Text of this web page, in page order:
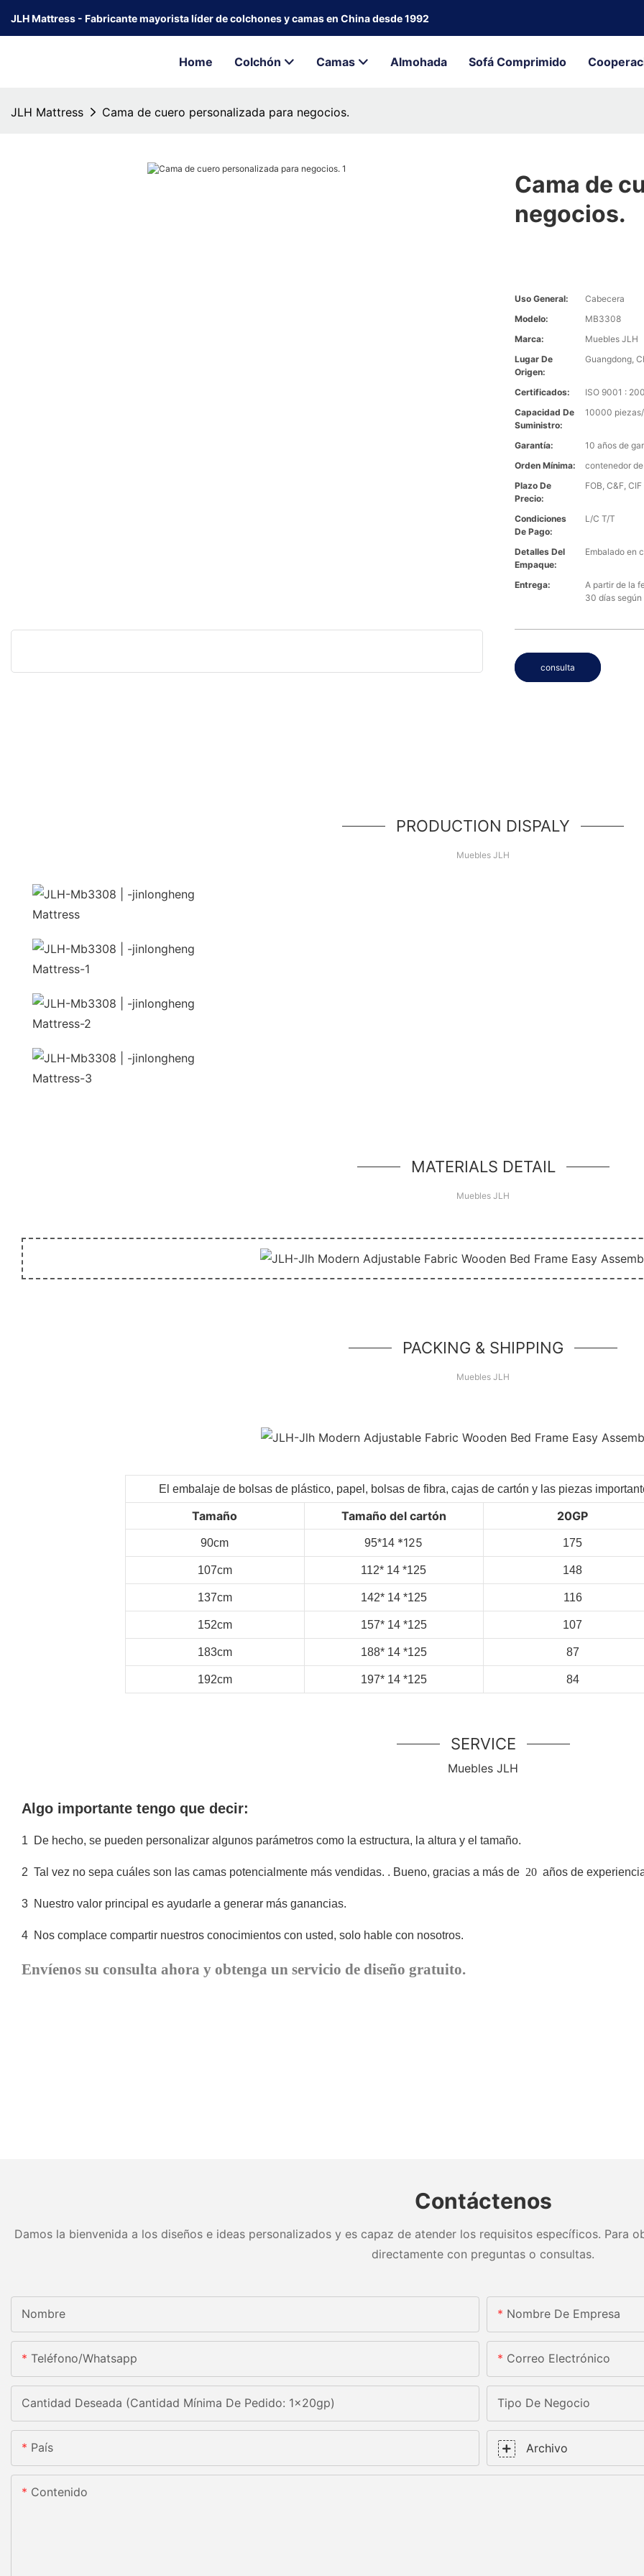
JLH Mattress - Fabricante mayorista líder de colchones y camas en China desde 1992
Home Colchón Camas Almohada Sofá Comprimido
JLH Mattress Cama de cuero personalizada para negocios.
Cama de
negocios.
Uso General:
Cabecera
Modelo:
MB3308
Marca:
Muebles JLH
Lugar De
Origen:
Guangdong,
Certificados:
ISO 9001 :
Capacidad De
Suministro:
10000
Garantía:
10 años de
Orden Mínima:
contenedor
Plazo De
Precio:
FOB, C&F,
Condiciones
De Pago:
L/C T/T
Detalles Del
Empaque:
Embalado en
Entrega:
A partir de la
30 días
consulta
PRODUCTION DISPALY
Muebles JLH
MATERIALS DETAIL
Muebles JLH
PACKING & SHIPPING
Muebles JLH
El embalaje de bolsas de plástico, papel, bolsas de fibra, cajas de cartón y las piezas
Tamaño Tamaño del cartón 20GP
90cm 95*14 *125 175
107cm 112* 14 *125 148
137cm 142* 14 *125 116
152cm 157* 14 *125 107
183cm 188* 14 *125 87
192cm 197* 14 *125 84
SERVICE
Muebles JLH
Algo importante tengo que decir:
1 De hecho, se pueden personalizar algunos parámetros como la estructura, la altura y el tamaño.
2 Tal vez no sepa cuáles son las camas potencialmente más vendidas. . Bueno, gracias a más de 20 años de
3 Nuestro valor principal es ayudarle a generar más ganancias.
4 Nos complace compartir nuestros conocimientos con usted, solo hable con nosotros.
Envíenos su consulta ahora y obtenga un servicio de diseño gratuito.
Contáctenos
Damos la bienvenida a los diseños e ideas personalizados y es capaz de atender los requisitos específicos. Para
directamente con preguntas o consultas.
Nombre Nombre De Empresa
Teléfono/whatsapp Correo Electrónico
Cantidad Deseada (Cantidad Mínima De Pedido: 1x20gp) Tipo De Negocio
País Archivo
Contenido